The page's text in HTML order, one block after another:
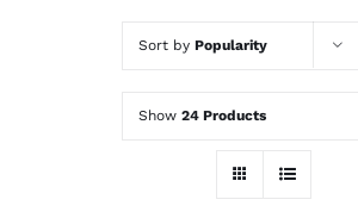
Sort by Popularity
Show 24 Products